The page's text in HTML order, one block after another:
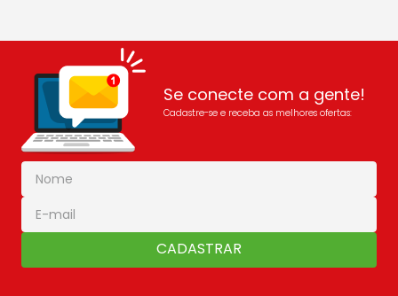
Se conecte com a gente!
Cadastre-se e receba as melhores ofertas:
CADASTRAR